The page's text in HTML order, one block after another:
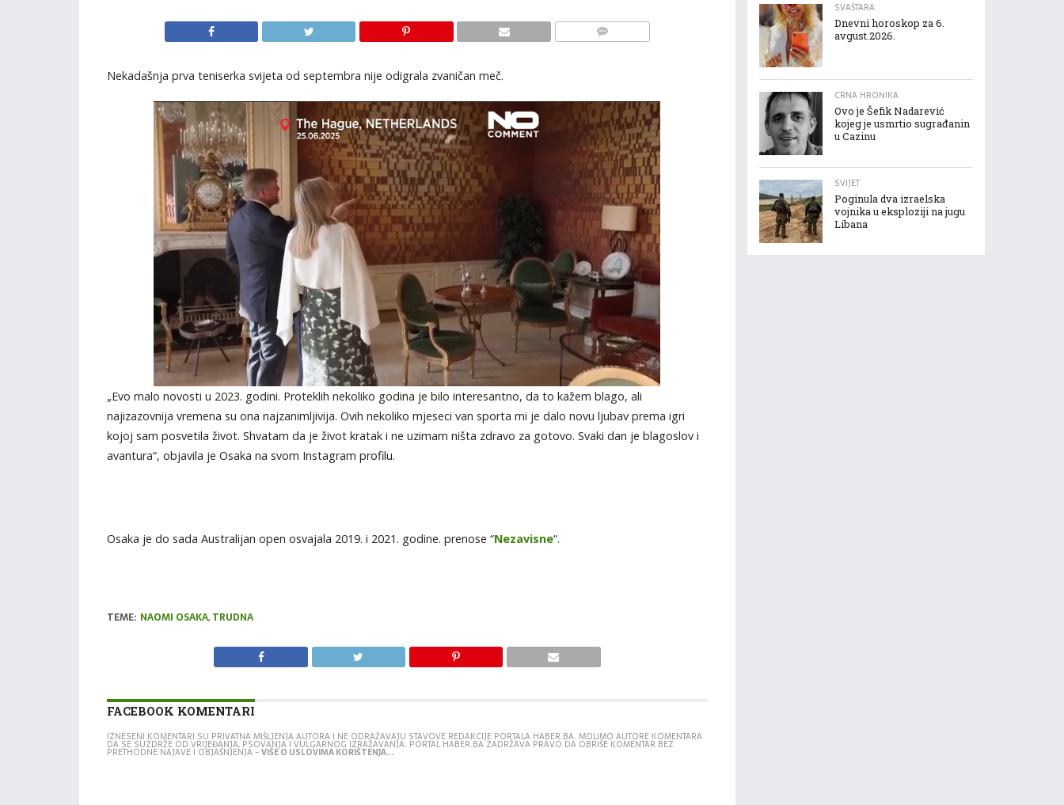
Nekadašnja prva teniserka svijeta od septembra nije odigrala zvaničan meč.
„Evo malo novosti u 2023. godini. Proteklih nekoliko godina je bilo interesantno, da to kažem blago, ali
najizazovnija vremena su ona najzanimljivija. Ovih nekoliko mjeseci van sporta mi je dalo novu ljubav prema igri
kojoj sam posvetila život. Shvatam da je život kratak i ne uzimam ništa zdravo za gotovo. Svaki dan je blagoslov i
avantura“, objavila je Osaka na svom Instagram profilu.
Osaka je do sada Australijan open osvajala 2019. i 2021. godine. prenose “Nezavisne“.
TEME: NAOMI OSAKA, TRUDNA
FACEBOOK KOMENTARI
IZNESENI KOMENTARI SU PRIVATNA MIŠLJENJA AUTORA I NE ODRAŽAVAJU STAVOVE REDAKCIJE PORTALA HABER.BA. MOLIMO AUTORE KOMENTARA
DA SE SUZDRŽE OD VRIJEĐANJA, PSOVANJA I VULGARNOG IZRAŽAVANJA. PORTAL HABER.BA ZADRŽAVA PRAVO DA OBRIŠE KOMENTAR BEZ
PRETHODNE NAJAVE I OBJAŠNJENJA -VIŠE O USLOVIMA KORIŠTENJA...
SVAŠTARA
Dnevni horoskop za 6.
avgust.2026.
CRNA HRONIKA
Ovo je Šefik Nadarević
kojeg je usmrtio sugrađanin
u Cazinu
SVIJET
Poginula dva izraelska
vojnika u eksploziji na jugu
Libana